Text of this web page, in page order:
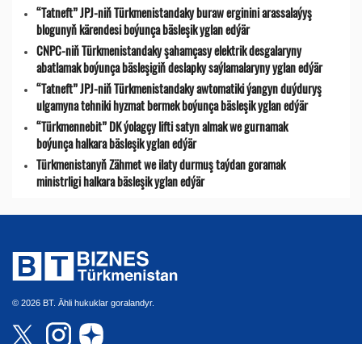
“Tatneft” JPJ-niň Türkmenistandaky buraw erginini arassalaýyş
blogunyň kärendesi boýunça bäsleşik yglan edýär
CNPC-niň Türkmenistandaky şahamçasy elektrik desgalaryny
abatlamak boýunça bäsleşigiň deslapky saýlamalaryny yglan edýär
“Tatneft” JPJ-niň Türkmenistandaky awtomatiki ýangyn duýduryş
ulgamyna tehniki hyzmat bermek boýunça bäsleşik yglan edýär
“Türkmennebit” DK ýolagçy lifti satyn almak we gurnamak
boýunça halkara bäsleşik yglan edýär
Türkmenistanyň Zähmet we ilaty durmuş taýdan goramak
ministrligi halkara bäsleşik yglan edýär
© 2026 BT. Ähli hukuklar goralandyr.